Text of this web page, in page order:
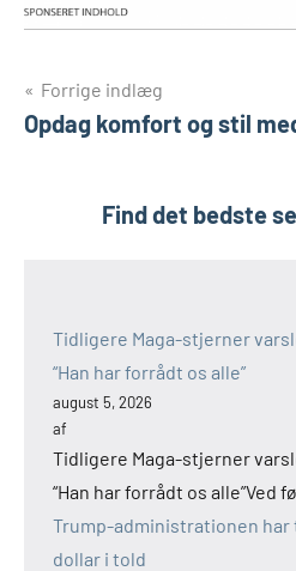
Indlægsnavigation
Forrige indlæg
Opdag komfort og stil
Find det bedste
Tidligere Maga-stjerner
“Han har forrådt os alle”
august 5, 2026
af
Tidligere Maga-stjerner
“Han har forrådt os alle”Ved
Trump-administrationen har
dollar i told